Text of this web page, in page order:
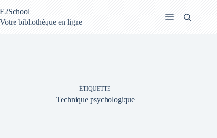
au
contenu
F2School
Votre bibliothèque en ligne
ÉTIQUETTE
Technique psychologique